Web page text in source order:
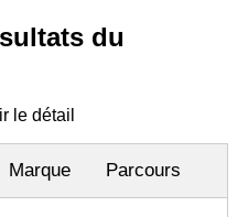
du
le détail
Marque Parcours